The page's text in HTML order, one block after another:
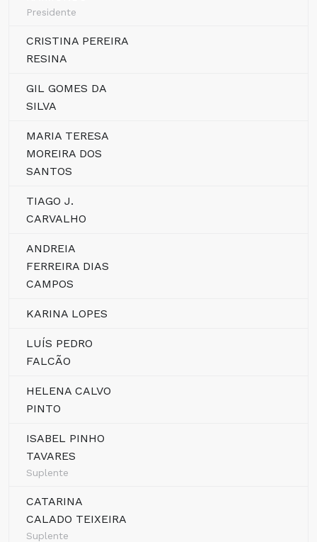
Presidente
CRISTINA PEREIRA
RESINA
GIL GOMES DA
SILVA
MARIA TERESA
MOREIRA DOS
SANTOS
TIAGO J.
CARVALHO
ANDREIA
FERREIRA DIAS
CAMPOS
KARINA LOPES
LUÍS PEDRO
FALCÃO
HELENA CALVO
PINTO
ISABEL PINHO
TAVARES
Suplente
CATARINA
CALADO TEIXEIRA
Suplente